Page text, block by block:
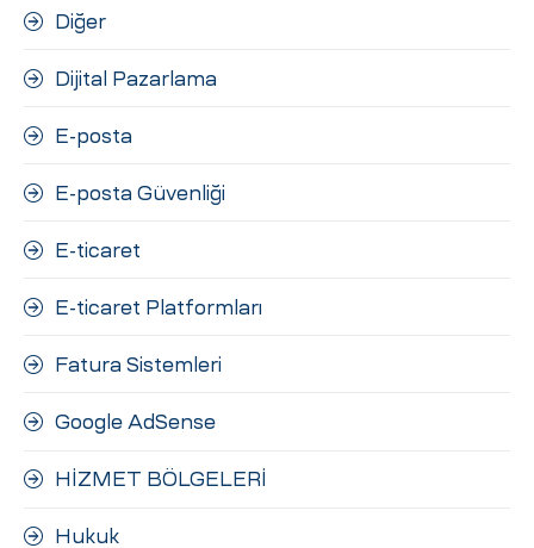
Diğer
Dijital Pazarlama
E-posta
E-posta Güvenliği
E-ticaret
E-ticaret Platformları
Fatura Sistemleri
Google AdSense
HİZMET BÖLGELERİ
Hukuk